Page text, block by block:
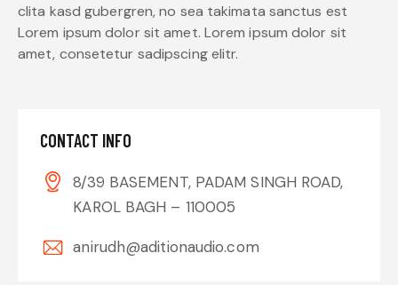
clita kasd gubergren, no sea takimata sanctus est
Lorem ipsum dolor sit amet. Lorem ipsum dolor sit
amet, consetetur sadipscing elitr.
CONTACT INFO
8/39 BASEMENT, PADAM SINGH ROAD,
KAROL BAGH – 110005
anirudh@aditionaudio.com